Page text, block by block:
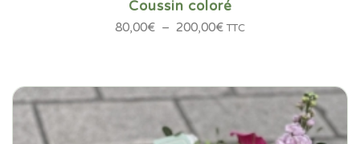
Coussin coloré
80,00€ – 200,00€Plage
à
TTC